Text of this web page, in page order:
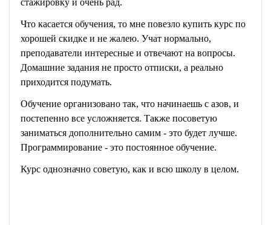
стажировку и очень рад.
Что касается обучения, то мне повезло купить курс по
хорошей скидке и не жалею. Учат нормально,
преподаватели интересные и отвечают на вопросы.
Домашние задания не просто отписки, а реально
приходится подумать.
Обучение организовано так, что начинаешь с азов, и
постепенно все усложняется. Также посоветую
заниматься дополнительно самим - это будет лучше.
Программирование - это постоянное обучение.
Курс однозначно советую, как и всю школу в целом.